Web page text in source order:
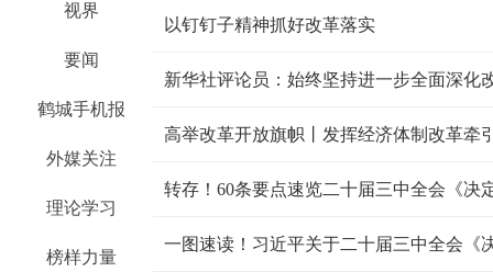
视界
要闻
鹤城手机报
外媒关注
理论学习
榜样力量
以钉钉子精神抓好改革落实
高举改革开放旗帜丨发挥经济体制改革牵
转存！60条要点速览二十届三中全会《决
一图速读！习近平关于二十届三中全会《